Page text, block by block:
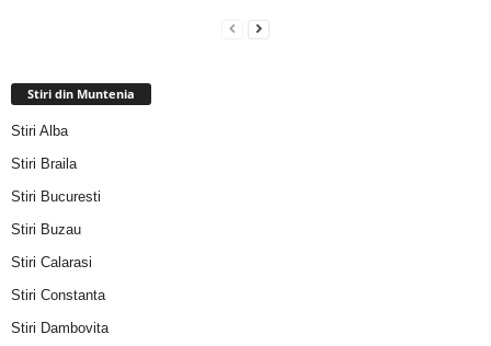
Stiri din Muntenia
Stiri Alba
Stiri Braila
Stiri Bucuresti
Stiri Buzau
Stiri Calarasi
Stiri Constanta
Stiri Dambovita